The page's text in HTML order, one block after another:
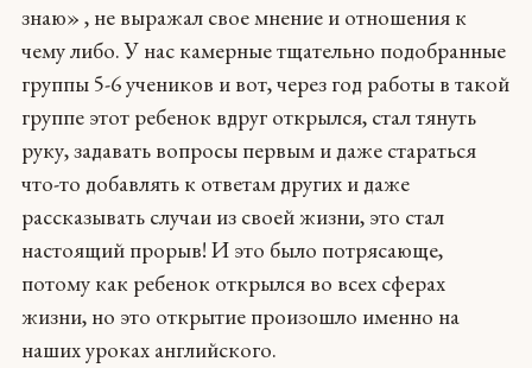
знаю» , не выражал свое мнение и отношения к
чему либо. У нас камерные тщательно подобранные
группы 5-6 учеников и вот, через год работы в такой
группе этот ребенок вдруг открылся, стал тянуть
руку, задавать вопросы первым и даже стараться
что-то добавлять к ответам других и даже
рассказывать случаи из своей жизни, это стал
настоящий прорыв! И это было потрясающе,
потому как ребенок открылся во всех сферах
жизни, но это открытие произошло именно на
наших уроках английского.